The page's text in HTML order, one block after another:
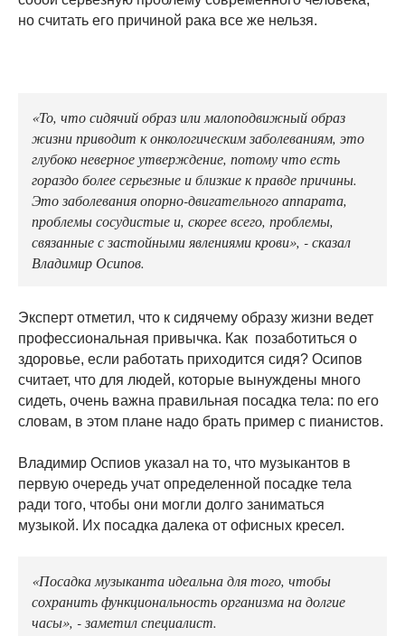
но считать его причиной рака все же нельзя.
«То, что сидячий образ или малоподвижный образ
жизни приводит к онкологическим заболеваниям, это
глубоко неверное утверждение, потому что есть
гораздо более серьезные и близкие к правде причины.
Это заболевания опорно-двигательного аппарата,
проблемы сосудистые и, скорее всего, проблемы,
связанные с застойными явлениями крови», - сказал
Владимир Осипов.
Эксперт отметил, что к сидячему образу жизни ведет
профессиональная привычка. Как позаботиться о
здоровье, если работать приходится сидя? Осипов
считает, что для людей, которые вынуждены много
сидеть, очень важна правильная посадка тела: по его
словам, в этом плане надо брать пример с пианистов.
Владимир Оспиов указал на то, что музыкантов в
первую очередь учат определенной посадке тела
ради того, чтобы они могли долго заниматься
музыкой. Их посадка далека от офисных кресел.
«Посадка музыканта идеальна для того, чтобы
сохранить функциональность организма на долгие
часы», - заметил специалист.